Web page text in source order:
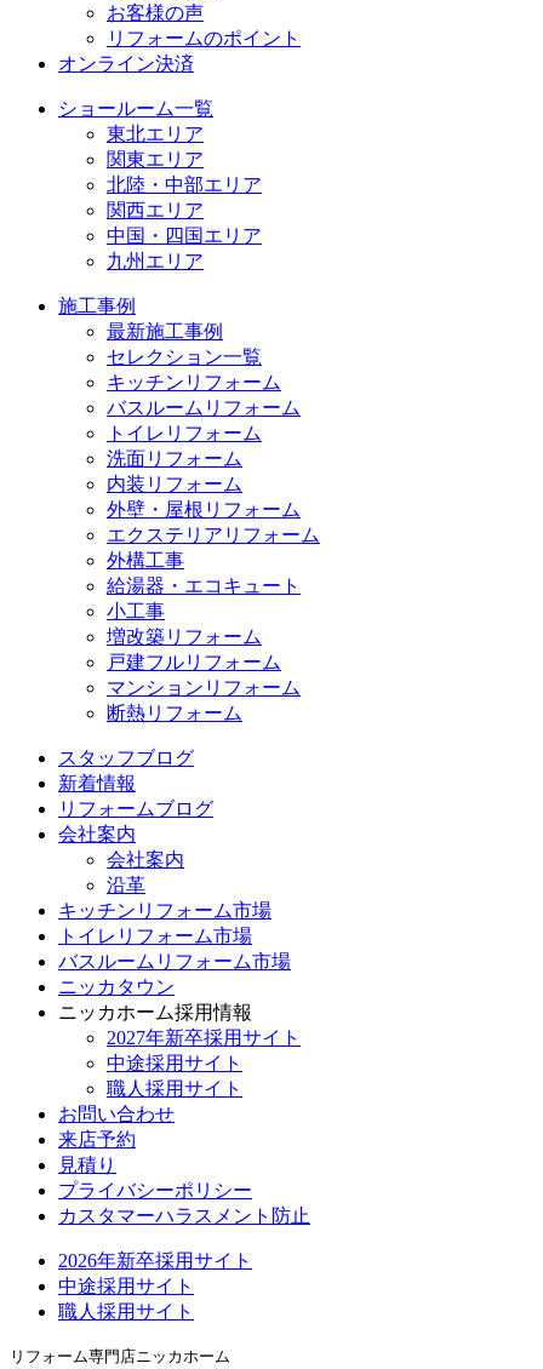
お客様の声
リフォームのポイント
オンライン決済
ショールーム一覧
東北エリア
関東エリア
北陸・中部エリア
関西エリア
中国・四国エリア
九州エリア
施工事例
最新施工事例
セレクション一覧
キッチンリフォーム
バスルームリフォーム
トイレリフォーム
洗面リフォーム
内装リフォーム
外壁・屋根リフォーム
エクステリアリフォーム
外構工事
給湯器・エコキュート
小工事
増改築リフォーム
戸建フルリフォーム
マンションリフォーム
断熱リフォーム
スタッフブログ
新着情報
リフォームブログ
会社案内
会社案内
沿革
キッチンリフォーム市場
トイレリフォーム市場
バスルームリフォーム市場
ニッカタウン
ニッカホーム採用情報
2027年新卒採用サイト
中途採用サイト
職人採用サイト
お問い合わせ
来店予約
見積り
プライバシーポリシー
カスタマーハラスメント防止
2026年新卒採用サイト
中途採用サイト
職人採用サイト
リフォーム専門店ニッカホーム